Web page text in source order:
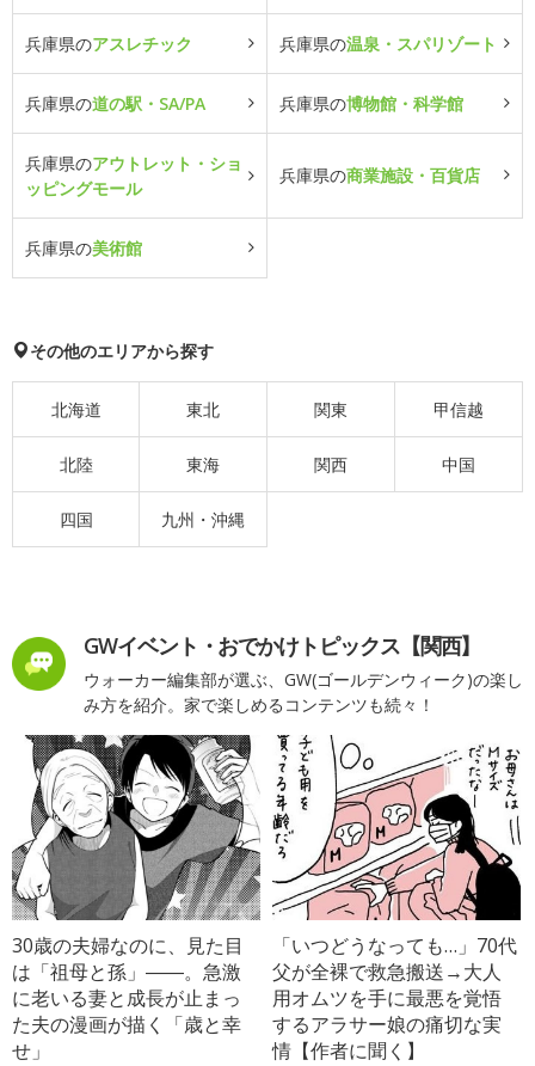
兵庫県のアスレチック 兵庫県の温泉・スパリゾート
兵庫県の道の駅・SA/PA 兵庫県の博物館・科学館
兵庫県のアウトレット・ショ
ッピングモール
兵庫県の商業施設・百貨店
兵庫県の美術館
その他のエリアから探す
北海道 東北 関東 甲信越
北陸 東海 関西 中国
四国 九州・沖縄
GWイベント・おでかけトピックス【関西】
ウォーカー編集部が選ぶ、GW(ゴールデンウィーク)の楽し
み方を紹介。家で楽しめるコンテンツも続々！
30歳の夫婦なのに、見た目
は「祖母と孫」――。急激
に老いる妻と成長が止まっ
た夫の漫画が描く「歳と幸
せ」
「いつどうなっても…」70代
父が全裸で救急搬送→大人
用オムツを手に最悪を覚悟
するアラサー娘の痛切な実
情【作者に聞く】